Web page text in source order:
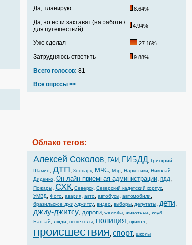
Да, планирую 8.64%
Да, но если заставят (на работе /
для путешествий)
4.94%
Уже сделал 27.16%
Затрудняюсь ответить 9.88%
Всего голосов: 81
Все опросы >>
Облако тегов:
Алексей Соколов, ГАИ, ГИБДД, Григорий
Шамин, ДТП, Зоопарк, МЧС, Мэр, Наркотики, Николай
Диденко, Он-лайн приемная администрации, ПДД,
Пожары, СХК, Северск, Северский кадетский корпус,
УМВД, Фото, авария, авто, автобусы, автомобили,
бразильское джиу-джитсу, видео, выборы, депутаты, дети,
джиу-джитсу, дороги, жалобы, животные, клуб
Банзай, люди, пешеходы, полиция, прикол,
происшествия, спорт, школы